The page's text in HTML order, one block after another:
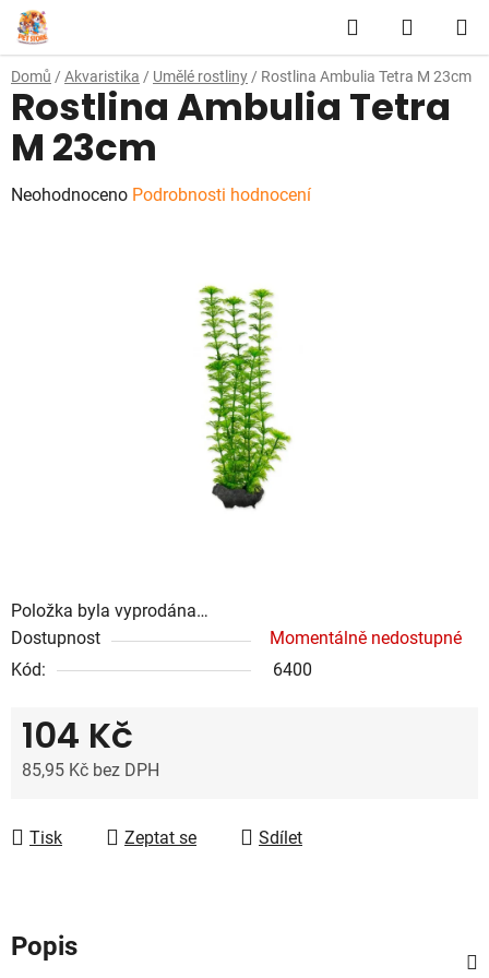
Přejít
na
obsah
Hledat
KOŠÍK
Domů / Akvaristika / Umělé rostliny / Rostlina Ambulia Tetra M 23cm
Položka byla vyprodána…
Dostupnost
Momentálně nedostupné
Kód:
6400
104 Kč
85,95 Kč bez DPH
Tisk
Zeptat se Sdílet
Rostlina Ambulia Tetra
M 23cm
Průměrné
Neohodnoceno Podrobnosti hodnocení
Popis